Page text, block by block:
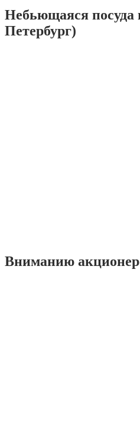
Небьющаяся посуда
Петербург)
Вниманию